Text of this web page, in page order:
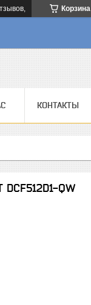
Корзина
КОНТАКТЫ
QW